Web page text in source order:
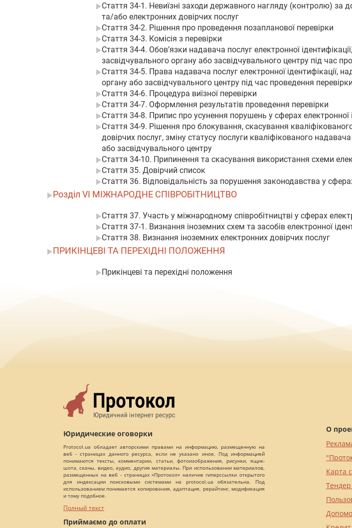
Стаття 34-1. Невиїзні заходи державного нагляду (контролю) за
та/або електронних довірчих послуг
Стаття 34-2. Рішення про проведення позапланової перевірки
Стаття 34-3. Комісія з перевірки
Стаття 34-4. Обов’язки надавача послуг електронної
засвідчувального органу або засвідчувального центру під час
Стаття 34-5. Права надавача послуг електронної ідентифікації,
органу або засвідчувального центру під час проведення перевірки
Стаття 34-6. Процедура виїзної перевірки
Стаття 34-7. Оформлення результатів проведення перевірки
Стаття 34-8. Припис про усунення порушень у сферах електронної
Стаття 34-9. Рішення про блокування, скасування
довірчих послуг, зміну статусу послуги кваліфікованого
або засвідчувального центру
Стаття 34-10. Припинення та скасування використання схеми
Стаття 35. Довірчий список
Стаття 36. Відповідальність за порушення законодавства у
Розділ VI МІЖНАРОДНЕ СПІВРОБІТНИЦТВО
Стаття 37. Участь у міжнародному співробітництві у сферах
Стаття 37-1. Визнання іноземних схем та засобів електронної
Стаття 38. Визнання іноземних електронних довірчих послуг
ПРИКІНЦЕВІ ТА ПЕРЕХІДНІ ПОЛОЖЕННЯ
Прикінцеві та перехідні положення
Юридические оговорки
Protocol.ua обладает авторскими правами на информацию, размещенную на
веб - страницах данного ресурса, если не указано иное. Под информацией
понимаются тексты, комментарии, статьи, фотоизображения, рисунки, ящик-
шота, сканы, видео, аудио, другие материалы. При использовании материалов,
размещенных на веб - страницах «Протокол» наличие гиперссылки открытого
для индексации поисковыми системами на protocol.ua обязательна. Под
использованием понимается копирования, адаптация, рерайтинг, модификация
и тому подобное.
Полный текст
Приймаємо до оплати
О
Карта